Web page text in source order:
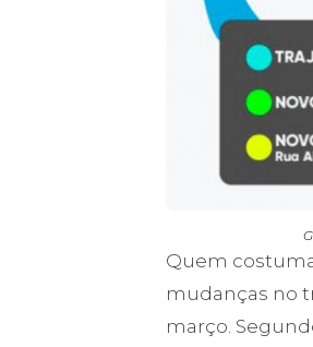
Quem
mudanças no
março.